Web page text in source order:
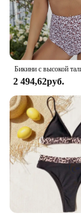
2 494,62руб.